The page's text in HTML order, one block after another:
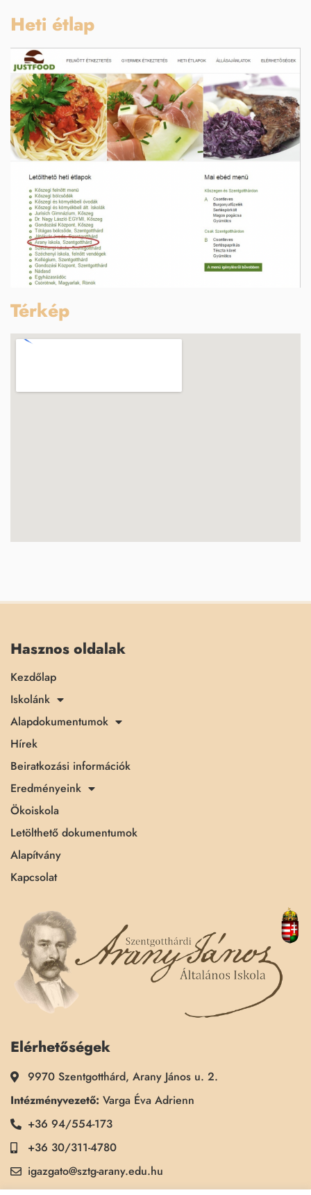
Heti étlap
Térkép
Hasznos oldalak
Kezdőlap
Iskolánk
Alapdokumentumok
Hírek
Beiratkozási információk
Eredményeink
Ökoiskola
Letölthető dokumentumok
Alapítvány
Kapcsolat
Elérhetőségek
9970 Szentgotthárd, Arany János u. 2.
Intézményvezető: Varga Éva Adrienn
+36 94/554-173
+36 30/311-4780
igazgato@sztg-arany.edu.hu